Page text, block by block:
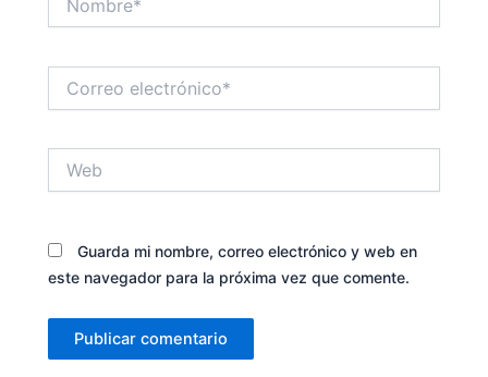
electrónico*
Guarda mi nombre, correo electrónico y web en
este navegador para la próxima vez que comente.